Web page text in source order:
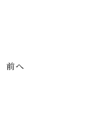
前へ